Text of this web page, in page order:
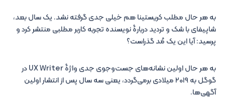
به هر حال مطلب کریستینا هم خیلی جدی گرفته نشد. یک سال بعد،
شاپیفای با شک و تردید دربارۀ نویسنده تجربه کاربر مطلبی منتشر کرد و
پرسید: آیا این یک مُد گذراست؟
به هر حال اولین نشانه‌های جست‌وجوی جدی واژۀ UX Writer در
گوگل به ۲۰۱۹ میلادی برمی‌گردد، یعنی سه سال پس از انتشار اولین
آگهی‌ها.